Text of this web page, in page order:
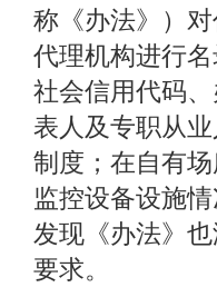
称《办法》）
代理机构进行
社会信用代码
表人及专职从
制度；在自有
监控设备设施
发现《办法》
要求。